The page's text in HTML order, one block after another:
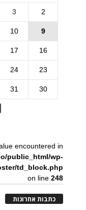
2
3
9
10
16
17
23
24
30
31
encountered in
public_html/wp-
td_block.php
on line248
כתבות אחרונות